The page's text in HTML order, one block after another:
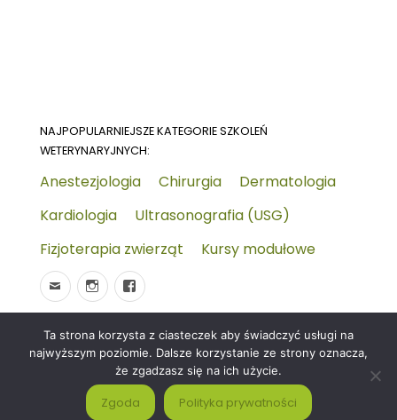
NAJPOPULARNIEJSZE KATEGORIE SZKOLEŃ
WETERYNARYJNYCH:
Anestezjologia Chirurgia
Dermatologia
Kardiologia
Ultrasonografia (USG)
Fizjoterapia zwierząt
Kursy modułowe
© 2026Wydarzenia-wet.pl
Polityka prywatności i
RODO
Czym jest strona KALENDARZ WYDARZEŃ
WETERYNARYJNYCH?
Ta strona korzysta z ciasteczek aby świadczyć usługi na
najwyższym poziomie. Dalsze korzystanie ze strony oznacza,
że zgadzasz się na ich użycie.
Zgoda Polityka prywatności